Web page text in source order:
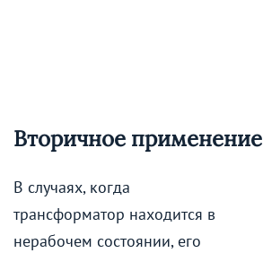
Вторичное применение
В случаях, когда
трансформатор находится в
нерабочем состоянии, его